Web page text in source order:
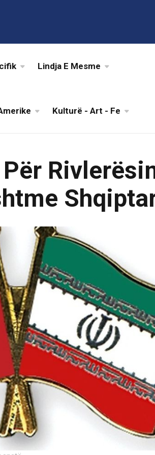
Lindja E Mesme
Kulturë - Art - Fe